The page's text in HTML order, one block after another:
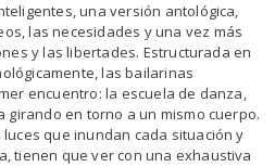
una versión antológica,
las necesidades y una vez más
y las libertades. Estructurada en
las bailarinas
encuentro: la escuela de danza,
girando en torno a un mismo cuerpo.
que inundan cada situación y
tienen que ver con una exhaustiva